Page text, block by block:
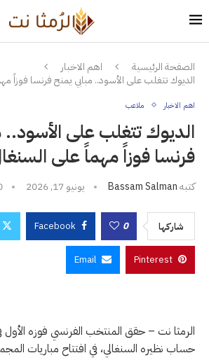
الصفحة الرئيسية
اهم الاخبار
الديوك تتغلب على الأسود.. مبابي يمنح فرنسا فوزاً
اهم الاخبار ملاعب
الديوك تتغلب على الأسود..
فرنسا فوزاً مهماً على
كتبهBassam Salman يونيو 17, 2026 0
شاركها 0
Facebook
Pinterest
Email
الرمثا نت – حقق المنتخب الفرنسي فوزه الأول
حساب نظيره السنغالي، في افتتاح مباريات